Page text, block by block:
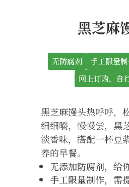
黑芝麻
无防腐剂 手工限量
网上订购，自
黑芝麻馒头热呼呼，
细细嚼，慢慢尝，黑
淡香味，搭配一杯豆
养的早餐。
无添加防腐剂，给
手工限量制作，需